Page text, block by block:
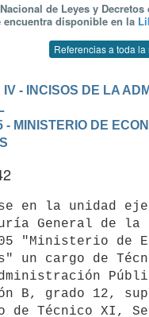
de Leyes y Decretos
encuentra disponible en la
Referencias a toda la
- INCISOS DE LA
- MINISTERIO DE
General de la
"Ministerio de
un cargo de
B, grado 12,
de Técnico XI,